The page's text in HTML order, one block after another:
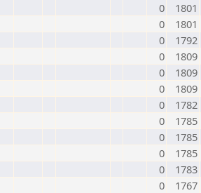
0
1801
0
1801
0
1792
0
1809
0
1809
0
1809
0
1782
0
1785
0
1785
0
1785
0
1783
0
1767